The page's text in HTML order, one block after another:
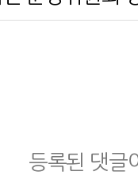
등록된 댓글